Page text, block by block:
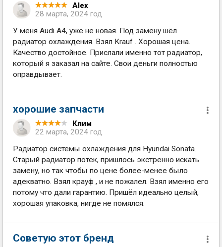
Alex
28 марта, 2024 год
У меня Audi A4, уже не новая. Под замену шёл
радиатор охлаждения. Взял Krauf . Хорошая цена.
Качество достойное. Прислали именно тот радиатор,
который я заказал на сайте. Свои деньги полностью
оправдывает.
хорошие запчасти
Клим
22 марта, 2024 год
Радиатор системы охлаждения для Hyundai Sonata.
Старый радиатор потек, пришлось экстренно искать
замену, но так чтобы по цене более-менее было
адекватно. Взял крауф , и не пожалел. Взял именно его
потому что дали гарантию. Пришёл идеально целый,
хорошая упаковка, нигде не помялся.
Советую этот бренд